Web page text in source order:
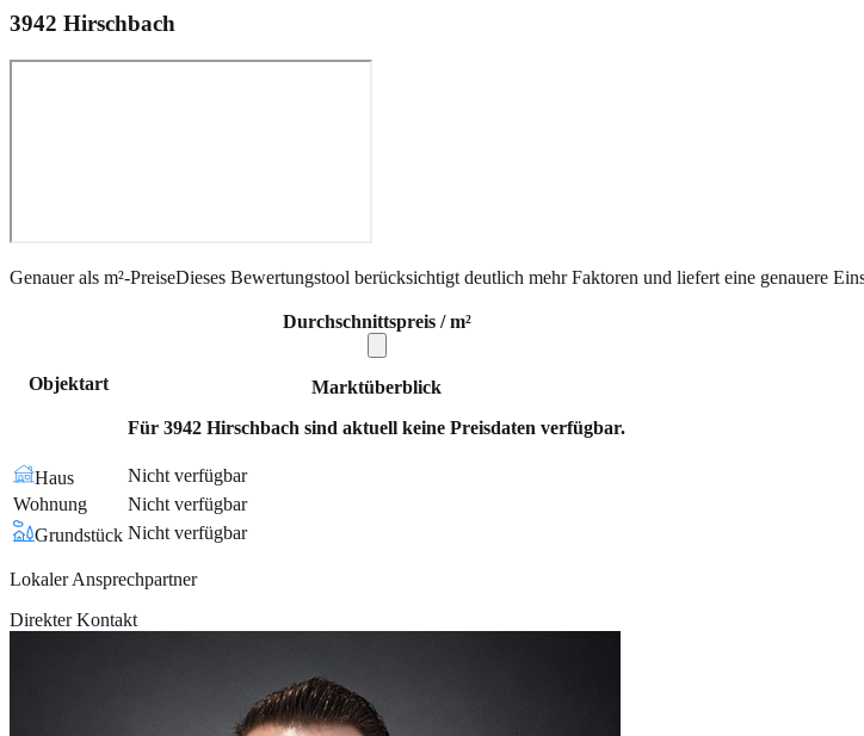
3942 Hirschbach
Genauer als m²-PreiseDieses Bewertungstool berücksichtigt deutlich mehr Faktoren und liefert eine genauere
Objektart
Durchschnittspreis / m²
Marktüberblick
Für 3942 Hirschbach sind aktuell keine Preisdaten verfügbar.
Haus
Nicht verfügbar
Wohnung
Nicht verfügbar
Grundstück Nicht verfügbar
Lokaler Ansprechpartner
Direkter Kontakt